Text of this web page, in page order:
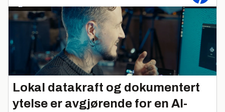
Lokal datakraft og dokumentert
ytelse er avgjørende for en AI-